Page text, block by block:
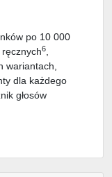
po 10 000
6
wariantach,
dla każdego
głosów